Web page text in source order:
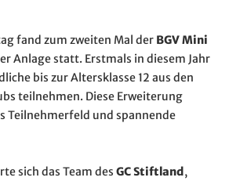
fand zum zweiten Mal der BGV Mini
Anlage statt. Erstmals in diesem Jahr
bis zur Altersklasse 12 aus den
teilnehmen. Diese Erweiterung
Teilnehmerfeld und spannende
sich das Team des GC Stiftland,